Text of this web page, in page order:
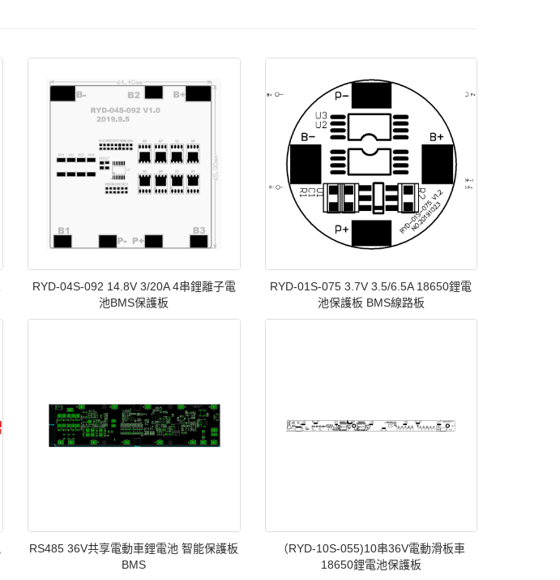
RYD-04S-092 14.8V 3/20A 4串鋰離子電
池BMS保護板
RYD-01S-075 3.7V 3.5/6.5A 18650鋰電
池保護板 BMS線路板
RS485 36V共享電動車鋰電池 智能保護板
BMS
（RYD-10S-055)10串36V電動滑板車
18650鋰電池保護板